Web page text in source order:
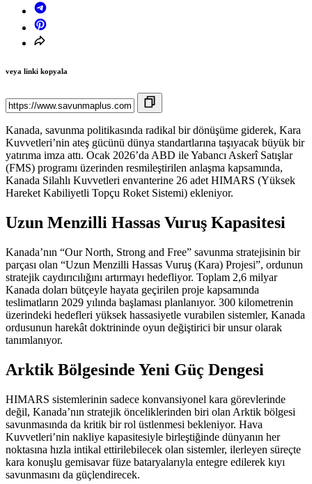
veya linki kopyala
Kanada, savunma politikasında radikal bir dönüşüme giderek, Kara
Kuvvetleri’nin ateş gücünü dünya standartlarına taşıyacak büyük bir
yatırıma imza attı. Ocak 2026’da ABD ile Yabancı Askerî Satışlar
(FMS) programı üzerinden resmileştirilen anlaşma kapsamında,
Kanada Silahlı Kuvvetleri envanterine 26 adet HIMARS (Yüksek
Hareket Kabiliyetli Topçu Roket Sistemi) ekleniyor.
Uzun Menzilli Hassas Vuruş Kapasitesi
Kanada’nın “Our North, Strong and Free” savunma stratejisinin bir
parçası olan “Uzun Menzilli Hassas Vuruş (Kara) Projesi”, ordunun
stratejik caydırıcılığını artırmayı hedefliyor. Toplam 2,6 milyar
Kanada doları bütçeyle hayata geçirilen proje kapsamında
teslimatların 2029 yılında başlaması planlanıyor. 300 kilometrenin
üzerindeki hedefleri yüksek hassasiyetle vurabilen sistemler, Kanada
ordusunun harekât doktrininde oyun değiştirici bir unsur olarak
tanımlanıyor.
Arktik Bölgesinde Yeni Güç Dengesi
HIMARS sistemlerinin sadece konvansiyonel kara görevlerinde
değil, Kanada’nın stratejik önceliklerinden biri olan Arktik bölgesi
savunmasında da kritik bir rol üstlenmesi bekleniyor. Hava
Kuvvetleri’nin nakliye kapasitesiyle birleştiğinde dünyanın her
noktasına hızla intikal ettirilebilecek olan sistemler, ilerleyen süreçte
kara konuşlu gemisavar füze bataryalarıyla entegre edilerek kıyı
savunmasını da güçlendirecek.